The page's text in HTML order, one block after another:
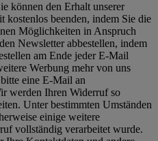
können den Erhalt unserer
kostenlos beenden, indem Sie die
Möglichkeiten in Anspruch
Newsletter abbestellen, indem
am Ende jeder E-Mail
Werbung mehr von uns
eine E-Mail an
werden Ihren Widerruf so
Unter bestimmten Umständen
einige weitere
vollständig verarbeitet wurde.